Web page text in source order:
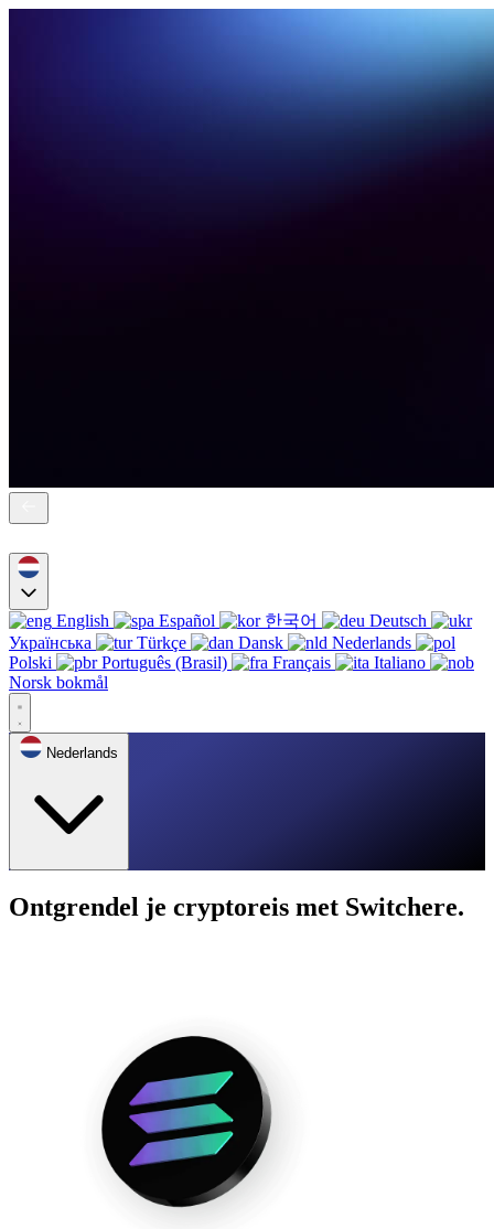
English Español 한국어
Deutsch
Українська
Türkçe Dansk
Nederlands
Polski
Português (Brasil) Français
Italiano
Norsk bokmål
Nederlands
Ontgrendel je cryptoreis met Switchere.